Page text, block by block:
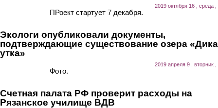
2019 октября 16 , среда ,
ПРоект стартует 7 декабря.
Экологи опубликовали документы,
подтверждающие существование озера
утка»
2019 апреля 9 , вторник ,
Фото.
Счетная палата РФ проверит расходы на
Рязанское училище ВДВ